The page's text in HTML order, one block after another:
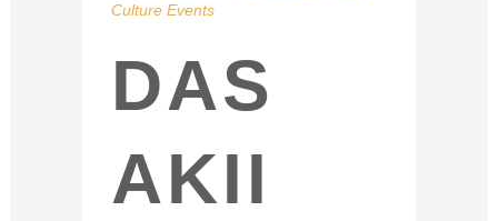
Culture Events
DAS
AKII